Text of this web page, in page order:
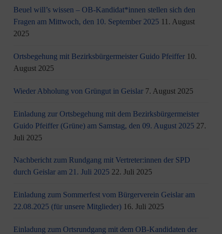
Beuel will’s wissen – OB-Kandidat*innen stellen sich den
Fragen am Mittwoch, den 10. September 2025 11. August
2025
Ortsbegehung mit Bezirksbürgermeister Guido Pfeiffer 10.
August 2025
Wieder Abholung von Grüngut in Geislar 7. August 2025
Einladung zur Ortsbegehung mit dem Bezirksbürgermeister
Guido Pfeiffer (Grüne) am Samstag, den 09. August 2025 27.
Juli 2025
Nachbericht zum Rundgang mit Vertreter:innen der SPD
durch Geislar am 21. Juli 2025 22. Juli 2025
Einladung zum Sommerfest vom Bürgerverein Geislar am
22.08.2025 (für unsere Mitglieder) 16. Juli 2025
Einladung zum Ortsrundgang mit dem OB-Kandidaten der